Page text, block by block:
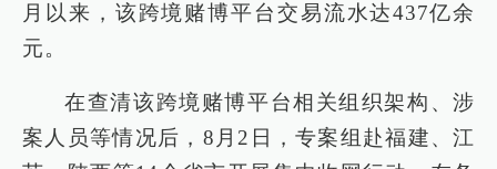
月以来，该跨境赌博平台交易流水达437亿余
元。
在查清该跨境赌博平台相关组织架构、涉
案人员等情况后，8月2日，专案组赴福建、江